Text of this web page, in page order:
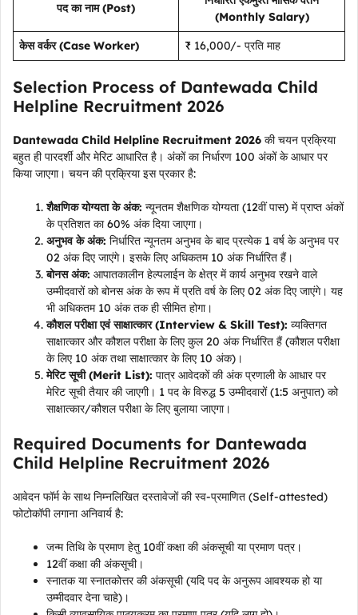
पद का नाम (Post)
(Monthly Salary)
केस वर्कर (Case Worker)
₹ 16,000/- प्रति माह
Selection Process of Dantewada Child
Helpline Recruitment 2026
Dantewada Child Helpline Recruitment 2026 की चयन प्रक्रिया
बहुत ही पारदर्शी और मेरिट आधारित है। अंकों का निर्धारण 100 अंकों के आधार पर
किया जाएगा। चयन की प्रक्रिया इस प्रकार है:
शैक्षणिक योग्यता के अंक: न्यूनतम शैक्षणिक योग्यता (12वीं पास) में प्राप्त अंकों
के प्रतिशत का 60% अंक दिया जाएगा।
अनुभव के अंक: निर्धारित न्यूनतम अनुभव के बाद प्रत्येक 1 वर्ष के अनुभव पर
02 अंक दिए जाएंगे। इसके लिए अधिकतम 10 अंक निर्धारित हैं।
बोनस अंक: आपातकालीन हेल्पलाईन के क्षेत्र में कार्य अनुभव रखने वाले
उम्मीदवारों को बोनस अंक के रूप में प्रति वर्ष के लिए 02 अंक दिए जाएंगे। यह
भी अधिकतम 10 अंक तक ही सीमित होगा।
कौशल परीक्षा एवं साक्षात्कार (Interview & Skill Test): व्यक्तिगत
साक्षात्कार और कौशल परीक्षा के लिए कुल 20 अंक निर्धारित हैं (कौशल परीक्षा
के लिए 10 अंक तथा साक्षात्कार के लिए 10 अंक)।
मेरिट सूची (Merit List): पात्र आवेदकों की अंक प्रणाली के आधार पर
मेरिट सूची तैयार की जाएगी। 1 पद के विरुद्ध 5 उम्मीदवारों (1:5 अनुपात) को
साक्षात्कार/कौशल परीक्षा के लिए बुलाया जाएगा।
Required Documents for Dantewada
Child Helpline Recruitment 2026
आवेदन फॉर्म के साथ निम्नलिखित दस्तावेजों की स्व-प्रमाणित (Self-attested)
फोटोकॉपी लगाना अनिवार्य है:
जन्म तिथि के प्रमाण हेतु 10वीं कक्षा की अंकसूची या प्रमाण पत्र।
12वीं कक्षा की अंकसूची।
स्नातक या स्नातकोत्तर की अंकसूची (यदि पद के अनुरूप आवश्यक हो या
उम्मीदवार देना चाहे)।